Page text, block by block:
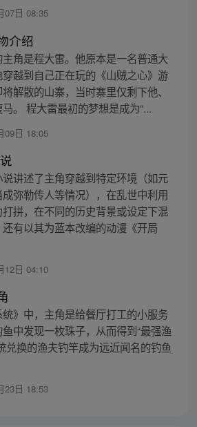
07日 08:35
介绍
主角是程大雷。他原本是一名普通大
越到自己正在玩的《山贼之心》游
解散的山寨，当时寨里仅剩下他、
。 程大雷最初的梦想是成为“...
09日 18:05
说讲述了主角穿越到特定环境（如元
弥勒传人等情况），在乱世中利用
拼，在不同的历史背景或设定下混
有以其为蓝本改编的动漫《开局
12日 04:10
》中，主角是给餐厅打工的小服务
中发现一枚珠子，从而得到“最强渔
兑换的渔夫钓竿成为远近闻名的钓鱼
23日 18:53